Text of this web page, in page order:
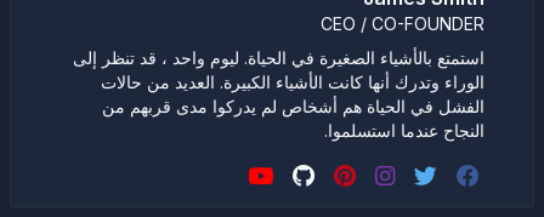
CEO / CO-FOUNDER
استمتع بالأشياء الصغيرة في الحياة. ليوم واحد ، قد تنظر إلى
الوراء وتدرك أنها كانت الأشياء الكبيرة. العديد من حالات
الفشل في الحياة هم أشخاص لم يدركوا مدى قربهم من
النجاح عندما استسلموا.